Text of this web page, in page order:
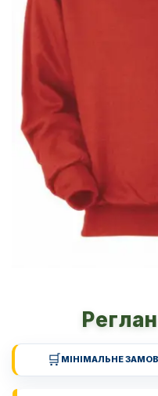
🛒МІНІМАЛЬНЕ